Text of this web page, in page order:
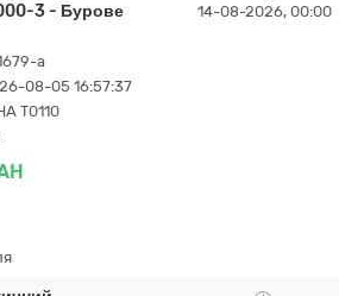
3 - Бурове
a
08-05 16:57:37
Т0110
14-08-2026, 00:00